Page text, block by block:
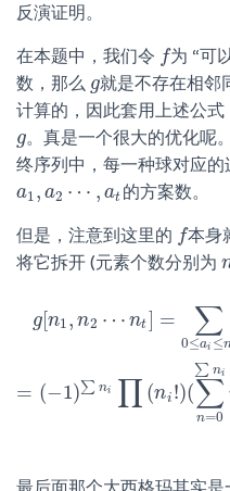
反演证明。
在本题中，我们令 f
f 为 “可
数，那么 g
g就是不存在相邻
计算的，因此套用上述公
g
g。真是一个很大的优化呢
终序列中，每一种球对应
a1, a2 ⋯ , at
a1 , a2 ⋯, a t
的方案数。
但是，注意到这里的 f
f 本身
将它拆开 (元素个数分别为
g[n1, n2 ⋯ nt] = ∑
0≤ai ≤
= (−1)∑ ni ∏ (ni !)(∑
n=0
∑ ni
1 0 ni(∑a